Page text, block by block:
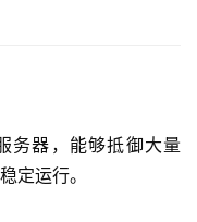
务器，能够抵御大量
定运行。